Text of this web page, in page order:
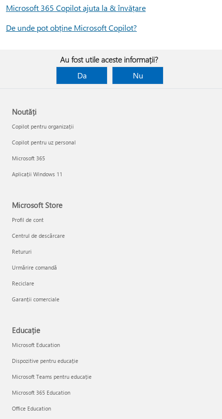
Microsoft 365 Copilot ajuta la & învățare
De unde pot obține Microsoft Copilot?
Au fost utile aceste informații?
Da
Nu
Noutăți
Copilot pentru organizații
Copilot pentru uz personal
Microsoft 365
Aplicații Windows 11
Microsoft Store
Profil de cont
Centrul de descărcare
Retururi
Urmărire comandă
Reciclare
Garanții comerciale
Educație
Microsoft Education
Dispozitive pentru educație
Microsoft Teams pentru educație
Microsoft 365 Education
Office Education